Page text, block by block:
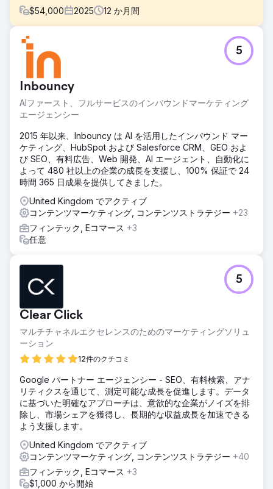
$54,000 2025 12 か月間
課題
オータムクリーク・オージーは、大手の子犬販売サイトに対
抗できるウェブサイトを構築しつつ、家族との真の信頼関係
を築く必要がありました。AKCの資格、健康基準、透明性の
高い価格設定などを明確に伝え、悪質な業者が蔓延する市場
で、感情的にも経済的にも大きな決断を下そうとしている購
入者を教育する必要があったのです。
ソリューション
Apptageは、eコマースと充実した教育コンテンツを組み合
わせたウェブサイトを構築しました。子犬の掲載情報セクシ
ョン、犬種ごとの飼育ガイド、そして透明性の高い価格設定
が一体となって機能しています。SEO対策では、フロリダ州
におけるオーストラリアン・シェパードの繁殖に関する幅広
い検索とロングテール検索をターゲットとし、高速なフォト
ギャラリーと完全なモバイル最適化を実現しました。
結果
（1,200 から 8,900）。CTR は 3.1% から 5.4% に向上。
ップ 3 に入り、「ミニ オーストラリアン ブリーダー デイド
シティ」（1 位）を含む。平均順位: 11.3。検索可視性: 71%。
平均セッション: 4.8 ページ、6 分 23 分。問い合わせコンバ
ーガニック トラフィック: 67% (マーケットプレイスからの
エージェンシーページに移動
Inbouncy
AIファースト、フルサービスのインバウンドマーケティング
エージェンシー
5
2015 年以来、Inbouncy は AI を活用したインバウンド マー
ケティング、HubSpot および Salesforce CRM、GEO およ
び SEO、有料広告、Web 開発、AI エージェント、自動化に
よって 480 社以上の企業の成長を支援し、100% 保証で 24
時間 365 日成果を提供してきました。
United Kingdom でアクティブ
コンテンツマーケティング, コンテンツストラテジー +23
フィンテック, Eコマース +3
任意
Clear Click
マルチチャネルエクセレンスのためのマーケティングソリュ
ーション
12件のクチコミ
5
Google パートナー エージェンシー - SEO、有料検索、アナ
リティクスを通じて、測定可能な成長を促進します。データ
に基づいた明確なアプローチは、意欲的な企業がノイズを排
除し、市場シェアを獲得し、長期的な収益成長を加速できる
よう支援します。
United Kingdom でアクティブ
コンテンツマーケティング, コンテンツストラテジー +40
フィンテック, Eコマース +3
$1,000 から開始